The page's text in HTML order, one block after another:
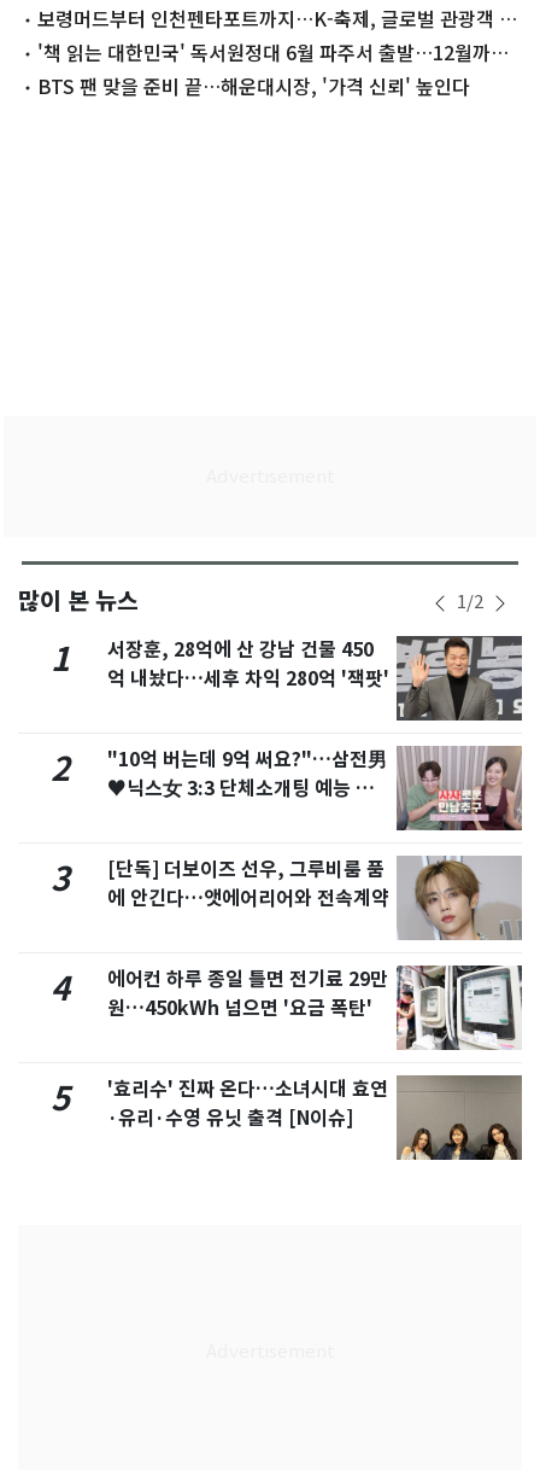
진행보령머드부터 인천펜타포트까지…K-축제, 글로벌 관광객 잡
는다'책 읽는 대한민국' 독서원정대 6월 파주서 출발…12월까지
전국 순회
BTS 팬 맞을 준비 끝…해운대시장, '가격 신뢰' 높인다
많이 본 뉴스 1/2
1
서장훈, 28억에 산 강남 건물 450
억 내놨다…세후 차익 280억 '잭팟'
2
"10억 버는데 9억 써요?"…삼전男
♥닉스女 3:3 단체소개팅 예능 화
3
[단독] 더보이즈 선우, 그루비룸 품
에 안긴다…앳에어리어와 전속계약
4
에어컨 하루 종일 틀면 전기료 29만
원…450kWh 넘으면 '요금 폭탄'
5
'효리수' 진짜 온다…소녀시대 효연
·유리·수영 유닛 출격 [N이슈]